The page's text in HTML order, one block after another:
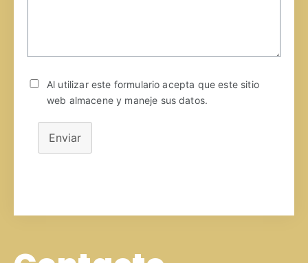
Al utilizar este formulario acepta que este sitio
web almacene y maneje sus datos.
Enviar